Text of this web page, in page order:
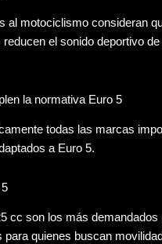
al motociclismo consideran
el sonido deportivo de
la normativa Euro 5
todas las marcas
a Euro 5.
cc son los más demandados
para quienes buscan